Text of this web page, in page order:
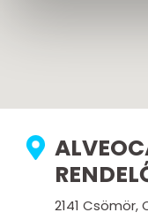
2141 Csömör,